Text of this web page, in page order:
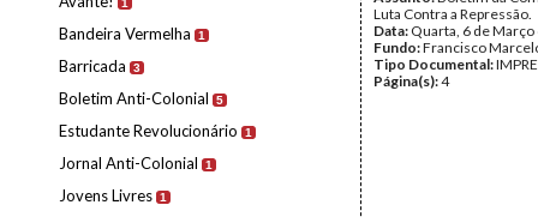
1
Bandeira Vermelha 1
Barricada 3
Boletim Anti-Colonial 5
Estudante Revolucionário 1
Jornal Anti-Colonial 1
Jovens Livres 1
Luta Contra a Repressão.
Data: Quarta, 6 de
Fundo:Francisco
Tipo Documental:
Página(s):4